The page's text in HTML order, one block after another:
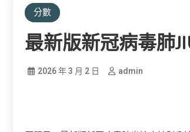
分數
最新版新冠病毒肺
2026 年 3 月 2 日 admin